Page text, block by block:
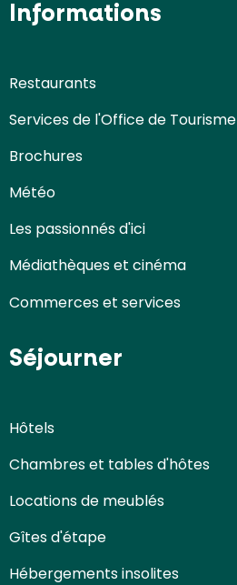
Informations
Restaurants
Services de l'Office de Tourisme
Brochures
Météo
Les passionnés d'ici
Médiathèques et cinéma
Commerces et services
Séjourner
Hôtels
Chambres et tables d'hôtes
Locations de meublés
Gîtes d'étape
Hébergements insolites